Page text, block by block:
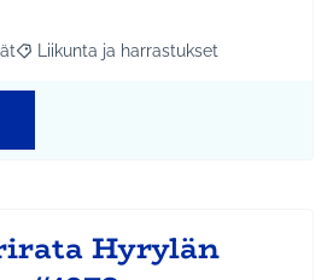
mukaan: Etelä-Tuusulan kylät
Rajaa tulokset teeman mukaan:
Liikunta ja harrastukset
Hyrylän